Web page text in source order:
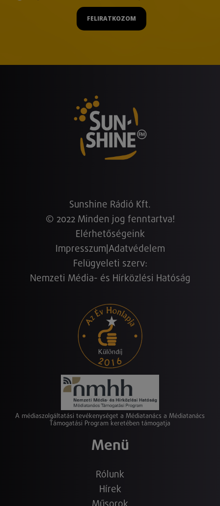
FELIRATKOZOM
Sunshine Rádió Kft.
© 2022 Minden jog fenntartva!
Elérhetőségeink
Impresszum Adatvédelem
Felügyeleti szerv:
Nemzeti Média- és Hírközlési Hatóság
A médiaszolgáltatási tevékenységet a Médiatanács a Médiatanács
Támogatási Program keretében támogatja
Menü
Rólunk
Hírek